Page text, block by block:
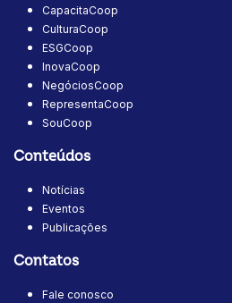
CapacitaCoop
CulturaCoop
ESGCoop
InovaCoop
NegóciosCoop
RepresentaCoop
SouCoop
Conteúdos
Notícias
Eventos
Publicações
Contatos
Fale conosco